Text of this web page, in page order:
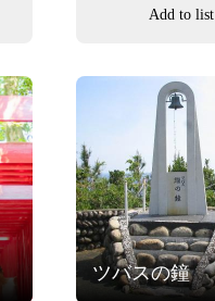
Add to list
ツバスの鐘